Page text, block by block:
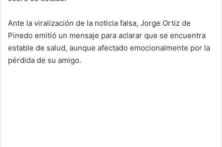
Ante la viralización de la noticia falsa, Jorge Ortiz de
Pinedo emitió un mensaje para aclarar que se encuentra
estable de salud, aunque afectado emocionalmente por la
pérdida de su amigo.